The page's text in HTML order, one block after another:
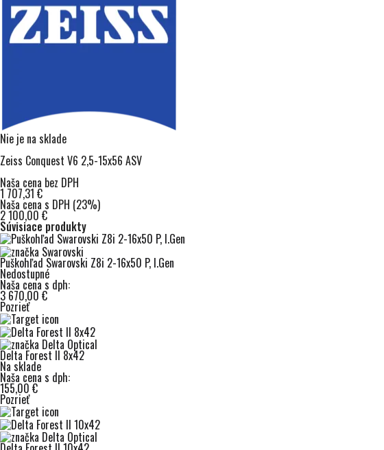
Nie je na sklade
Zeiss Conquest V6 2,5-15x56 ASV
Naša cena bez DPH
1 707,31 €
Naša cena s DPH (23%)
2 100,00 €
Súvisiace produkty
Puškohľad Swarovski Z8i 2-16x50 P, I.Gen
Nedostupné
Naša cena s dph:
3 670,00 €
Pozrieť
Delta Forest II 8x42
Na sklade
Naša cena s dph:
155,00 €
Pozrieť